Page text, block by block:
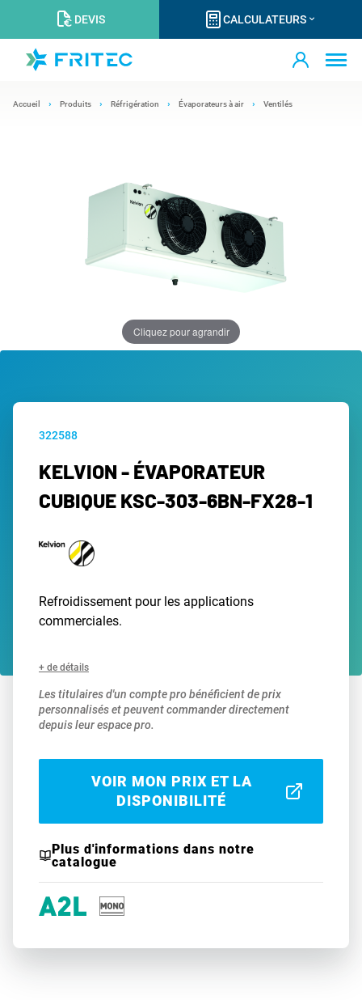
DEVIS CALCULATEURS
Accueil Produits Réfrigération Évaporateurs à air Ventilés
Cliquez pour agrandir
322588
KELVION - ÉVAPORATEUR
CUBIQUE KSC-303-6BN-FX28-1
Refroidissement pour les applications
commerciales.
+ de détails
Les titulaires d'un compte pro bénéficient de prix
personnalisés et peuvent commander directement
depuis leur espace pro.
VOIR MON PRIX ET LA
DISPONIBILITÉ
Plus d'informations dans notre
catalogue